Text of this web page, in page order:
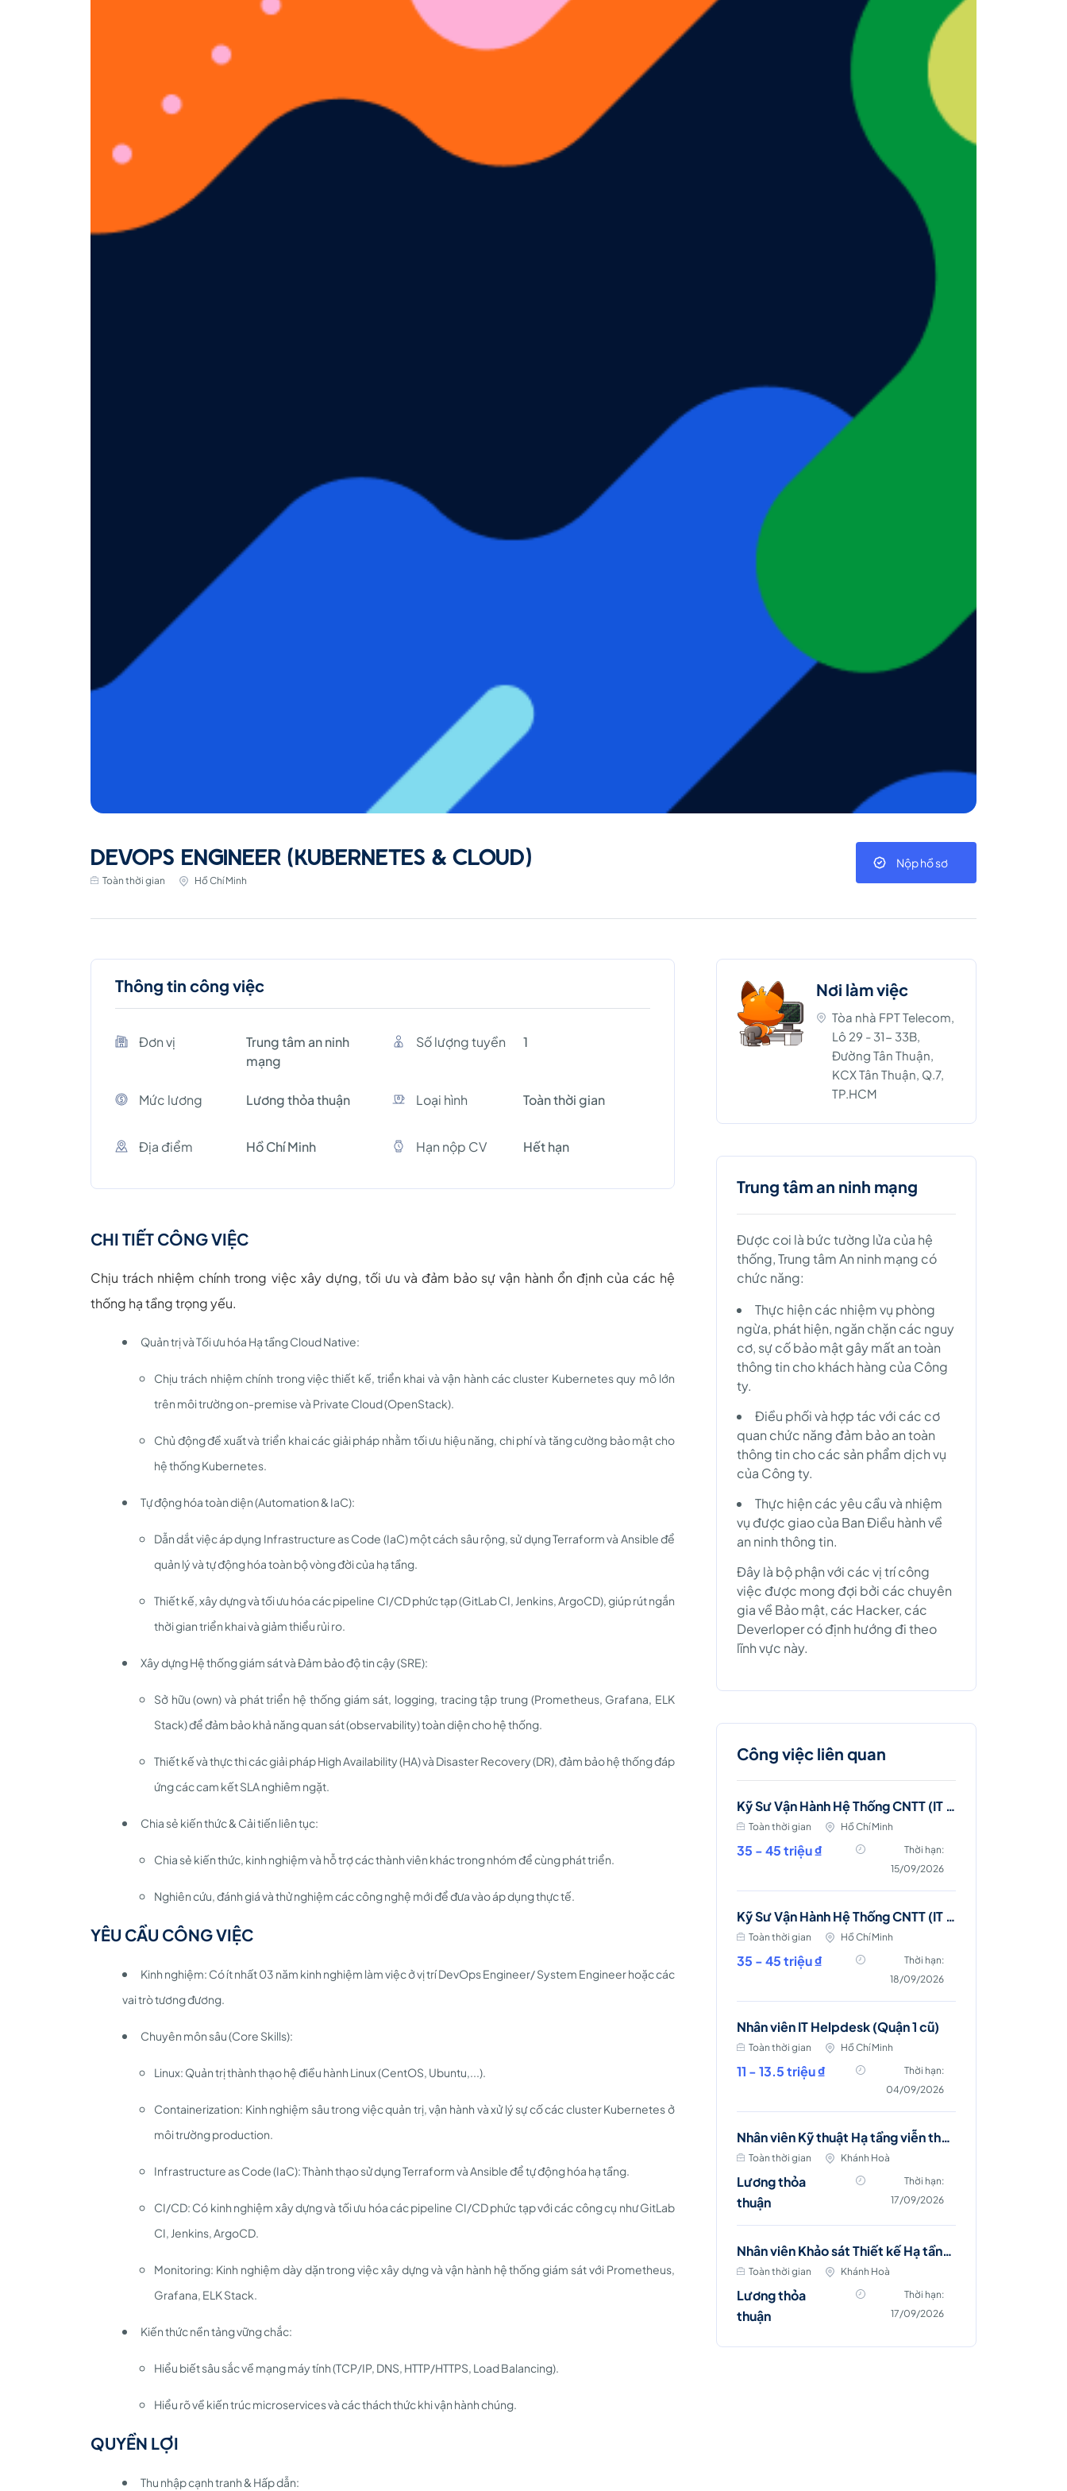
DEVOPS ENGINEER (KUBERNETES & CLOUD)
Toàn thời gian Hồ Chí Minh
Nộp hồ sơ
Thông tin công việc
Đơn vị
Trung tâm an ninh
mạng
Số lượng tuyền 1
Mức lương Lương thỏa thuận Loại hình Toàn thời gian
Địa điểm Hồ Chí Minh Hạn nộp CV Hết hạn
CHI TIẾT CÔNG VIỆC
Chịu trách nhiệm chính trong việc xây dựng, tối ưu và đảm bảo sự vận hành ổn định của các hệ
thống hạ tầng trọng yếu.
Quản trị và Tối ưu hóa Hạ tầng Cloud Native:
Chịu trách nhiệm chính trong việc thiết kế, triển khai và vận hành các cluster Kubernetes quy mô lớn
trên môi trường on-premise và Private Cloud (OpenStack).
Chủ động đề xuất và triển khai các giải pháp nhằm tối ưu hiệu năng, chi phí và tăng cường bảo mật cho
hệ thống Kubernetes.
Tự động hóa toàn diện (Automation & IaC):
Dẫn dắt việc áp dụng Infrastructure as Code (IaC) một cách sâu rộng, sử dụng Terraform và Ansible để
quản lý và tự động hóa toàn bộ vòng đời của hạ tầng.
Thiết kế, xây dựng và tối ưu hóa các pipeline CI/CD phức tạp (GitLab CI, Jenkins, ArgoCD), giúp rút ngắn
thời gian triển khai và giảm thiểu rủi ro.
Xây dựng Hệ thống giám sát và Đảm bảo độ tin cậy (SRE):
Sở hữu (own) và phát triển hệ thống giám sát, logging, tracing tập trung (Prometheus, Grafana, ELK
Stack) để đảm bảo khả năng quan sát (observability) toàn diện cho hệ thống.
Thiết kế và thực thi các giải pháp High Availability (HA) và Disaster Recovery (DR), đảm bảo hệ thống đáp
ứng các cam kết SLA nghiêm ngặt.
Chia sẻ kiến thức & Cải tiến liên tục:
Chia sẻ kiến thức, kinh nghiệm và hỗ trợ các thành viên khác trong nhóm để cùng phát triển.
Nghiên cứu, đánh giá và thử nghiệm các công nghệ mới để đưa vào áp dụng thực tế.
YÊU CẦU CÔNG VIỆC
Kinh nghiệm: Có ít nhất 03 năm kinh nghiệm làm việc ở vị trí DevOps Engineer/ System Engineer hoặc các
vai trò tương đương.
Chuyên môn sâu (Core Skills):
Linux: Quản trị thành thạo hệ điều hành Linux (CentOS, Ubuntu,...).
Containerization: Kinh nghiệm sâu trong việc quản trị, vận hành và xử lý sự cố các cluster Kubernetes ở
môi trường production.
Infrastructure as Code (IaC): Thành thạo sử dụng Terraform và Ansible để tự động hóa hạ tầng.
CI/CD: Có kinh nghiệm xây dựng và tối ưu hóa các pipeline CI/CD phức tạp với các công cụ như GitLab
CI, Jenkins, ArgoCD.
Monitoring: Kinh nghiệm dày dặn trong việc xây dựng và vận hành hệ thống giám sát với Prometheus,
Grafana, ELK Stack.
Kiến thức nền tảng vững chắc:
Hiểu biết sâu sắc về mạng máy tính (TCP/IP, DNS, HTTP/HTTPS, Load Balancing).
Hiểu rõ về kiến trúc microservices và các thách thức khi vận hành chúng.
QUYỀN LỢI
Thu nhập cạnh tranh & Hấp dẫn:
Nơi làm việc
Tòa nhà FPT Telecom,
Lô 29 - 31- 33B,
Đường Tân Thuận,
KCX Tân Thuận, Q.7,
TP.HCM
Trung tâm an ninh mạng
Được coi là bức tường lửa của hệ
thống, Trung tâm An ninh mạng có
chức năng:
Thực hiện các nhiệm vụ phòng
ngừa, phát hiện, ngăn chặn các nguy
cơ, sự cố bảo mật gây mất an toàn
thông tin cho khách hàng của Công
ty.
Điều phối và hợp tác với các cơ
quan chức năng đảm bảo an toàn
thông tin cho các sản phẩm dịch vụ
của Công ty.
Thực hiện các yêu cầu và nhiệm
vụ được giao của Ban Điều hành về
an ninh thông tin.
Đây là bộ phận với các vị trí công
việc được mong đợi bởi các chuyên
gia về Bảo mật, các Hacker, các
Deverloper có định hướng đi theo
lĩnh vực này.
Công việc liên quan
Kỹ Sư Vận Hành Hệ Thống CNTT (IT Server & Database Engineer)
Toàn thời gian Hồ Chí Minh
35 - 45 triệu ₫
Thời hạn:
15/09/2026
Kỹ Sư Vận Hành Hệ Thống CNTT (IT Server and Storage Engineer)
Toàn thời gian Hồ Chí Minh
35 - 45 triệu ₫
Thời hạn:
18/09/2026
Nhân viên IT Helpdesk (Quận 1 cũ)
Toàn thời gian Hồ Chí Minh
11 - 13.5 triệu ₫
Thời hạn:
04/09/2026
Nhân viên Kỹ thuật Hạ tầng viễn thông (Diên Khánh, Cam Ranh, Nha Trang)
Toàn thời gian Khánh Hoà
Lương thỏa
thuận
Thời hạn:
17/09/2026
Nhân viên Khảo sát Thiết kế Hạ tầng Viễn thông (Nha Trang)
Toàn thời gian Khánh Hoà
Lương thỏa
thuận
Thời hạn:
17/09/2026